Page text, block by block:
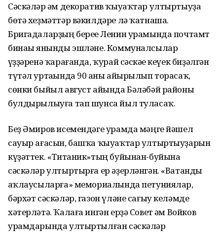
Сәскәләр һәм декоратив ҡыуаҡтар ултыртыуҙа
бөтә хеҙмәттәр вәкилдәре лә ҡатнаша.
Бригадаларҙың береһе Ленин урамында почтамт
бинаһы янынды эшләне. Коммуналсылар
һүҙҙәренә ҡарағанда, ҡурай сәскәһе кеүек биҙәлгән
түтәл уртаһында 90 һаны айырылып торасаҡ,
сөнки быйыл август айында Бәләбәй районы
булдырылыуға тап шунса йыл туласаҡ.
Беҙ Әмиров исемендәге урамда мәңге йәшел
сауыр ағасын, башҡа ҡыуаҡтар ултыртыуҙарын
күҙәттек. «Титаник»тың буйынан-буйына
сәскәләр ултыртырға ер әҙерләнгән. «Ватанды
һаҡлаусыларға» мемориалында петуниялар,
бәрхәт сәскәләр, газон үләне сағыу келәмде
хәтерләтә. Ҡалаға ингән ерҙә Совет һәм Войков
урамдарында ултыртылған сәскәләр